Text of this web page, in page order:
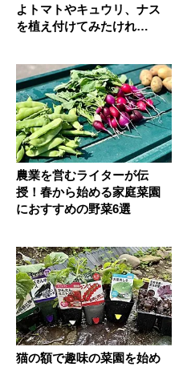
よトマトやキュウリ、ナス
を植え付けてみたけれ
農業を営むライターが伝
授！春から始める家庭菜園
におすすめの野菜6選
猫の額で趣味の菜園を始め